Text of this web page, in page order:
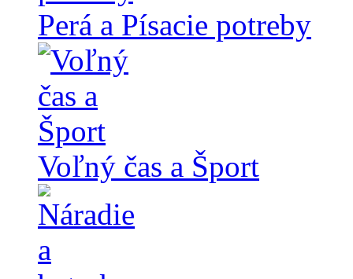
Perá a Písacie potreby
Voľný čas a Šport